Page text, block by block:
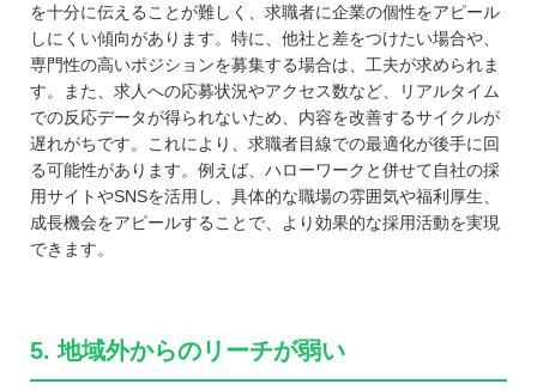
を十分に伝えることが難しく、求職者に企業の個性をアピール
しにくい傾向があります。特に、他社と差をつけたい場合や、
専門性の高いポジションを募集する場合は、工夫が求められま
す。また、求人への応募状況やアクセス数など、リアルタイム
での反応データが得られないため、内容を改善するサイクルが
遅れがちです。これにより、求職者目線での最適化が後手に回
る可能性があります。例えば、ハローワークと併せて自社の採
用サイトやSNSを活用し、具体的な職場の雰囲気や福利厚生、
成長機会をアピールすることで、より効果的な採用活動を実現
できます。
5. 地域外からのリーチが弱い